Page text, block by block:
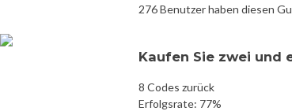
276 Benutzer haben diesen
Kaufen Sie zwei und
8 Codes zurück
Erfolgsrate: 77%